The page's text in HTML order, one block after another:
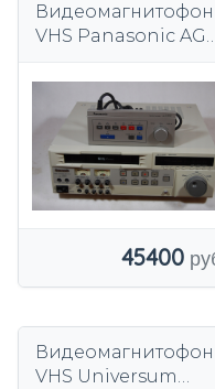
Видеомагнитофон
VHS Panasonic AG-
45400
Видеомагнитофон
VHS Universum